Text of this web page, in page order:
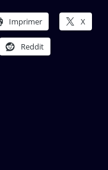
Imprimer X
Reddit